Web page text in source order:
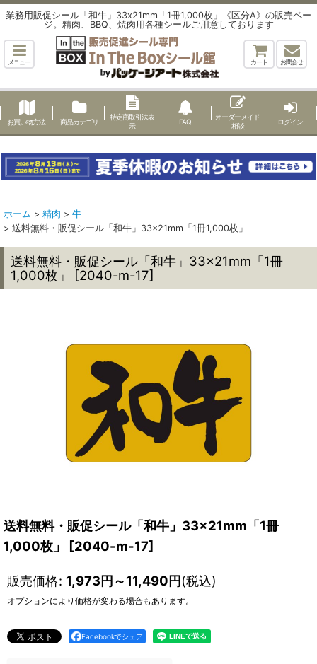
業務用販促シール「和牛」33x21mm「1冊1,000枚」《区分A》の販売ペー
ジ。精肉、BBQ、焼肉用各種シールご用意しております
メニュー カート お問合せ
お買い物方法 商品カテゴリ
特定商取引法表
示
FAQ
オーダーメイド
相談
ログイン
ホーム > 精肉 > 牛
> 送料無料・販促シール「和牛」33×21mm「1冊1,000枚」
送料無料・販促シール「和牛」33×21mm「1冊
1,000枚」
[2040-m-17]
送料無料・販促シール「和牛」33×21mm「1冊
1,000枚」
[2040-m-17]
販売価格: 1,973円～11,490円(税込)
オプションにより価格が変わる場合もあります。
Facebookでシェア